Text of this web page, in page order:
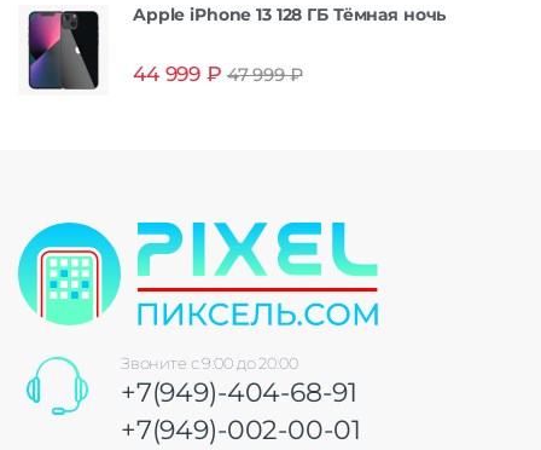
Apple iPhone 13 128 ГБ Тёмная ночь
44 999 ₽ 47 999₽
Звоните с 9:00 до 20:00
+7(949)-404-68-91
+7(949)-002-00-01